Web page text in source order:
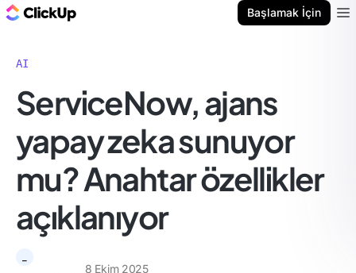
Başlamak İçin
AI
ServiceNow, ajans
yapay zeka sunuyor
mu? Anahtar özellikler
açıklanıyor
8 Ekim 2025